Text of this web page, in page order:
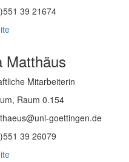
39 21674
Matthäus
Mitarbeiterin
Raum 0.154
goettingen.de
39 26079